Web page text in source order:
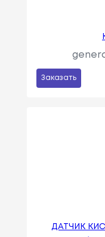
Заказать
ДАТЧИК